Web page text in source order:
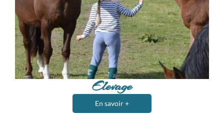
Elevage
En savoir +